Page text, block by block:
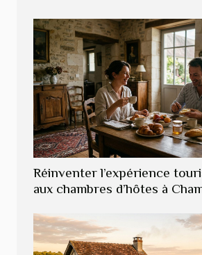
Réinventer l’expérience
aux chambres d’hôtes à